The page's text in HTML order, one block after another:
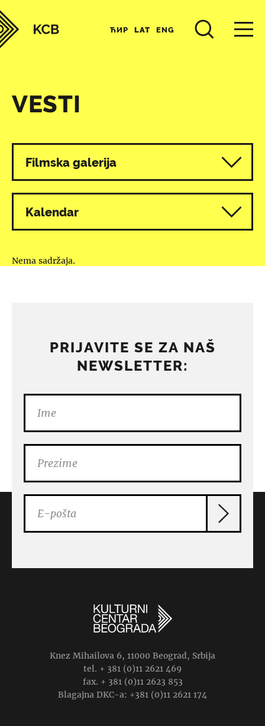
ЋИР LAT ENG
VESTI
Svi programi
Filmska galerija
Kalendar
Nema sadržaja.
PRIJAVITE SE ZA NAŠ
NEWSLETTER:
Knez Mihailova 6, 11000 Beograd, Srbija
tel. + 381 (0)11 2621 469
fax. + 381 (0)11 2623 853
Blagajna DKC-a: +381 (0)11 2621 174